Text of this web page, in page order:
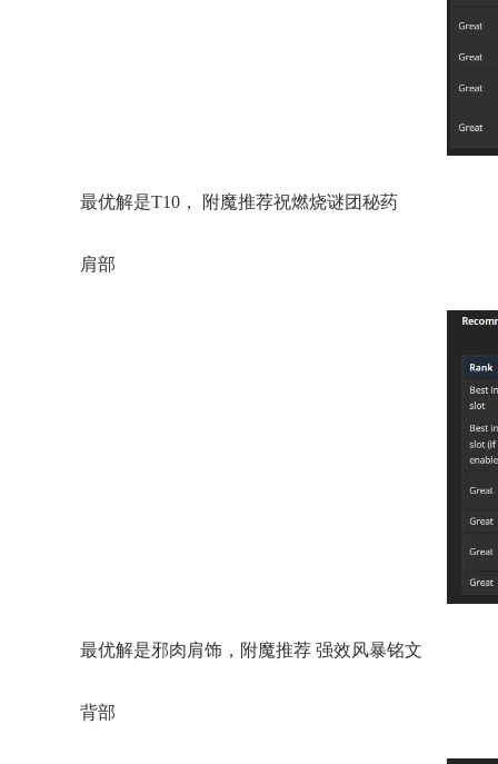
最优解是T10， 附魔推荐祝燃烧谜团秘药
肩部
最优解是邪肉肩饰，附魔推荐 强效风暴铭文
背部